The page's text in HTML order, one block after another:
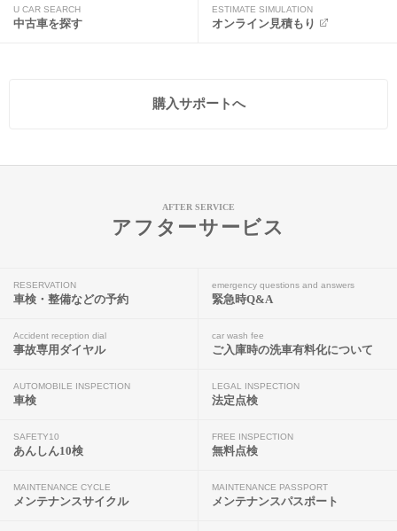
U CAR SEARCH
中古車を探す
ESTIMATE SIMULATION
オンライン見積もり
購入サポートへ
AFTER SERVICE
アフターサービス
RESERVATION
車検・整備などの予約
emergency questions and answers
緊急時Q&A
Accident reception dial
事故専用ダイヤル
car wash fee
ご入庫時の洗車有料化について
AUTOMOBILE INSPECTION
車検
LEGAL INSPECTION
法定点検
SAFETY10
あんしん10検
FREE INSPECTION
無料点検
MAINTENANCE CYCLE
メンテナンスサイクル
MAINTENANCE PASSPORT
メンテナンスパスポート